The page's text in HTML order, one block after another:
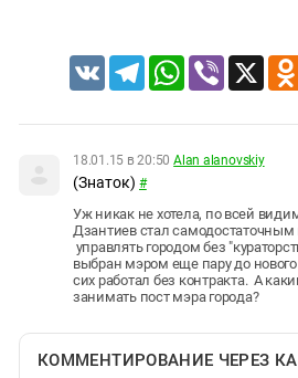
VK TelegramWhatsApp
Viber X
18.01.15 в 20:50 Alan alanovskiy
(Знаток) #
Уж никак не хотела, по всей
Дзантиев стал
управлять городом без
выбран мэром еще пару до нового
сих работал без контракта. А
занимать пост мэра города?
КОММЕНТИРОВАНИЕ ЧЕРЕЗ